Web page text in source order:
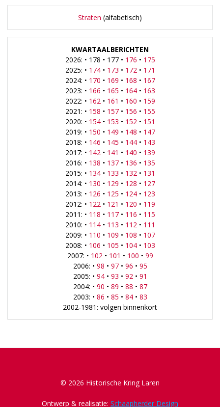
Straten (alfabetisch)
KWARTAALBERICHTEN
2026: • 178 • 177 • 176 • 175
2025: • 174• 173 • 172• 171
2024: • 170 • 169 • 168 • 167
2023: • 166 • 165 • 164• 163
2022: • 162• 161 • 160 • 159
2021: • 158 • 157• 156 • 155
2020: • 154• 153 • 152• 151
2019: • 150 • 149 • 148 • 147
2018: • 146 • 145 • 144• 143
2017: • 142• 141 • 140 • 139
2016: • 138 • 137• 136 • 135
2015: • 134• 133 • 132• 131
2014: • 130 • 129 • 128 • 127
2013: • 126 • 125 • 124• 123
2012: • 122• 121 • 120 • 119
2011: • 118 • 117• 116 • 115
2010: • 114• 113 • 112• 111
2009: • 110 • 109 • 108 • 107
2008: • 106 • 105 • 104• 103
2007: • 102• 101 • 100 • 99
2006: • 98 • 97• 96 • 95
2005: • 94• 93 • 92• 91
2004: • 90 • 89 • 88 • 87
2003: • 86 • 85 • 84• 83
2002-1981: volgen binnenkort
© 2026 Historische Kring Laren
Ontwerp & realisatie: Schaapherder Design